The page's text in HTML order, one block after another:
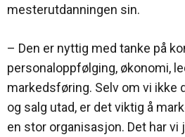
mesterutdanningen sin.
– Den er nyttig med tanke på
personaloppfølging, økonomi,
markedsføring. Selv om vi ikke
og salg utad, er det viktig å
en stor organisasjon. Det har vi